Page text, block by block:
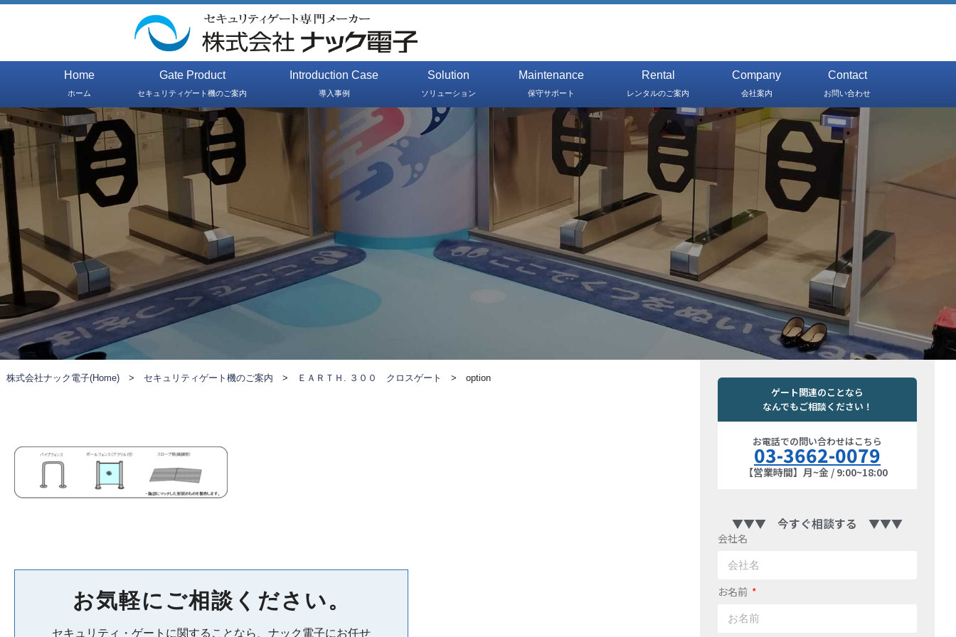
Home
ホーム
Gate Product
セキュリティゲート機のご案内
Introduction Case
導入事例
Solution
ソリューション
Maintenance
保守サポート
Rental
レンタルのご案内
Company
会社案内
Contact
お問い合わせ
株式会社ナック電子(Home) > セキュリティゲート機のご案内 > ＥＡＲＴＨ. ３００ クロスゲート >option
お気軽にご相談ください。
セキュリティ・ゲートに関することなら、ナック電子にお任せ
ゲート関連のことなら
なんでもご相談ください！
お電話での問い合わせはこちら
03-3662-0079
【営業時間】月~金 / 9:00~18:00
▼▼▼ 今すぐ相談する ▼▼▼
会社名
お名前